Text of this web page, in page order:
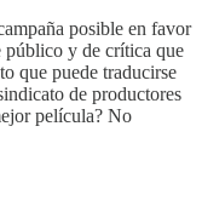
posible en favor
público y de crítica que
que puede traducirse
de productores
película? No